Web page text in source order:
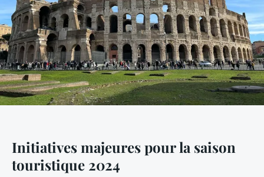
Initiatives majeures pour la saison
touristique 2024